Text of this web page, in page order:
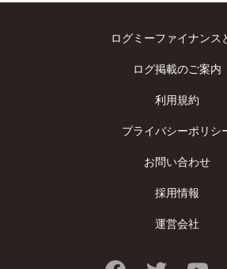
ログミーファイナンス
ログ掲載のご案内
利用規約
プライバシーポリシ
お問い合わせ
採用情報
運営会社